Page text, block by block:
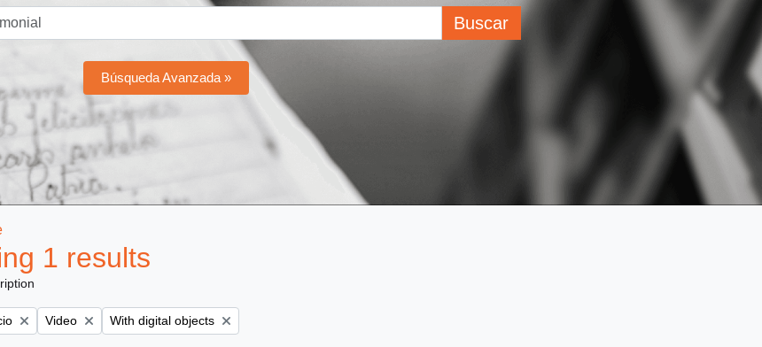
Buscar
Búsqueda Avanzada »
1 results
Remove filter:
Video Remove filter:
With digital objects